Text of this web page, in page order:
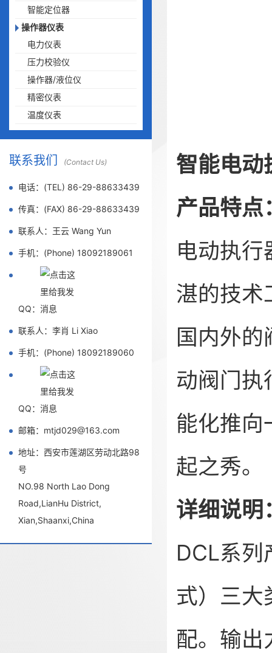
智能定位器
操作器仪表
电力仪表
压力校验仪
操作器/液位仪
精密仪表
温度仪表
联系我们 (Contact Us)
电话：(TEL) 86-29-88633439
传真：(FAX) 86-29-88633439
联系人：王云 Wang Yun
手机：(Phone) 18092189061
QQ：
联系人：李肖 Li Xiao
手机：(Phone) 18092189060
QQ：
邮箱：mtjd029@163.com
地址：西安市莲湖区劳动北路98
号
NO.98 North Lao Dong
Road,LianHu District,
Xian,Shaanxi,China
智能电
产品特
电动执
湛的技术
国内外
动阀门执
能化推向
起之秀。
详细说明
DCL系列
式）三大
配。输